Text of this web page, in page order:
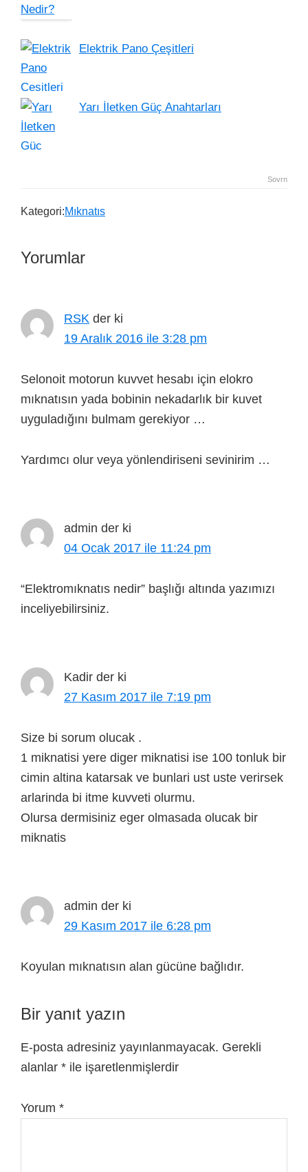
Elektrik Pano Çeşitleri
Yarı İletken Güç Anahtarları
Sovrn
Kategori:Mıknatıs
Yorumlar
RSK der ki
19 Aralık 2016 ile 3:28 pm
Selonoit motorun kuvvet hesabı için elokro
mıknatısın yada bobinin nekadarlık bir kuvet
uyguladığını bulmam gerekiyor …
Yardımcı olur veya yönlendiriseni sevinirim …
admin der ki
04 Ocak 2017 ile 11:24 pm
“Elektromıknatıs nedir” başlığı altında yazımızı
inceliyebilirsiniz.
Kadir der ki
27 Kasım 2017 ile 7:19 pm
Size bi sorum olucak .
1 miknatisi yere diger miknatisi ise 100 tonluk bir
cimin altina katarsak ve bunlari ust uste verirsek
arlarinda bi itme kuvveti olurmu.
Olursa dermisiniz eger olmasada olucak bir
miknatis
admin der ki
29 Kasım 2017 ile 6:28 pm
Koyulan mıknatısın alan gücüne bağlıdır.
Bir yanıt yazın
E-posta adresiniz yayınlanmayacak. Gerekli
alanlar * ile işaretlenmişlerdir
Yorum *